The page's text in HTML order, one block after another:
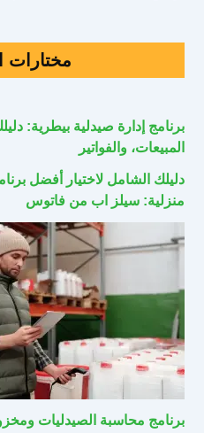
مختارات
برنامج إدارة صيدلية بيطرية:
المبيعات، والفواتير
دليلك الشامل لاختيار أفضل
منزلية: سيلز اب من فاتوس
برنامج محاسبة الصيدليات